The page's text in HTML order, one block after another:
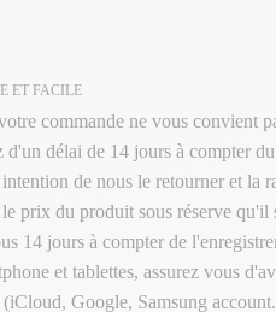
ET FACILE
commande ne vous convient
d'un délai de 14 jours à compter
de nous le retourner et la
prix du produit sous réserve
14 jours à compter de
et tablettes, assurez vous
Google, Samsung